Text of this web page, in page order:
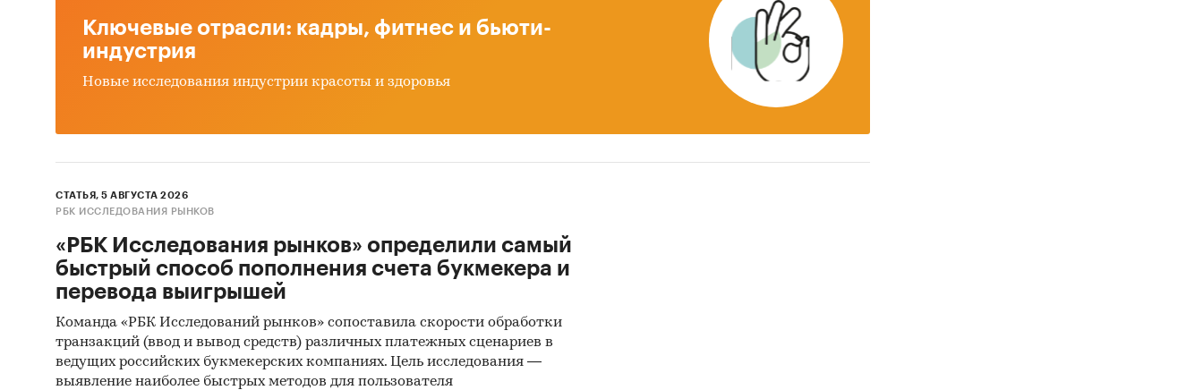
Ключевые отрасли: кадры, фитнес и бьюти-
индустрия
Новые исследования индустрии красоты и здоровья
СТАТЬЯ, 5 АВГУСТА 2026
РБК ИССЛЕДОВАНИЯ РЫНКОВ
«РБК Исследования рынков» определили самый
быстрый способ пополнения счета букмекера и
перевода выигрышей
Команда «РБК Исследований рынков» сопоставила скорости обработки
транзакций (ввод и вывод средств) различных платежных сценариев в
ведущих российских букмекерских компаниях. Цель исследования —
выявление наиболее быстрых методов для пользователя